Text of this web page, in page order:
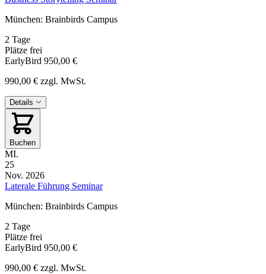
München: Brainbirds Campus
2 Tage
Plätze frei
EarlyBird 950,00 €
990,00 € zzgl. MwSt.
Details
Buchen
MI.
25
Nov. 2026
Laterale Führung Seminar
München: Brainbirds Campus
2 Tage
Plätze frei
EarlyBird 950,00 €
990,00 € zzgl. MwSt.